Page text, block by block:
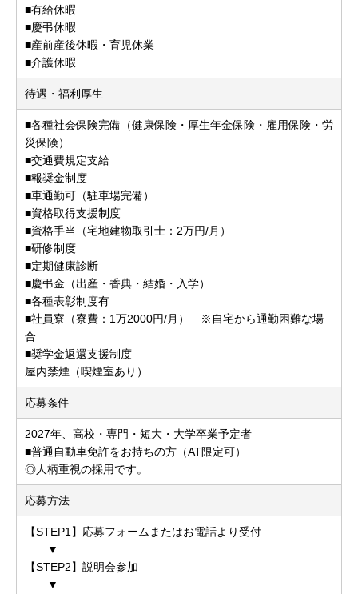
■有給休暇
■慶弔休暇
■産前産後休暇・育児休業
■介護休暇
待遇・福利厚生
■各種社会保険完備（健康保険・厚生年金保険・雇用保険・労
災保険）
■交通費規定支給
■報奨金制度
■車通勤可（駐車場完備）
■資格取得支援制度
■資格手当（宅地建物取引士：2万円/月）
■研修制度
■定期健康診断
■慶弔金（出産・香典・結婚・入学）
■各種表彰制度有
■社員寮（寮費：1万2000円/月） ※自宅から通勤困難な場
合
■奨学金返還支援制度
屋内禁煙（喫煙室あり）
応募条件
2027年、高校・専門・短大・大学卒業予定者
■普通自動車免許をお持ちの方（AT限定可）
◎人柄重視の採用です。
応募方法
【STEP1】応募フォームまたはお電話より受付
▼
【STEP2】説明会参加
▼